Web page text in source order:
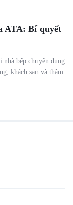
ATA: Bí quyết
bếp chuyên dụng
khách sạn và thậm